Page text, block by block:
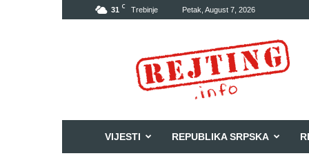
31 C Trebinje Petak, August 7, 2026
VIJESTI REPUBLIKA SRPSKA